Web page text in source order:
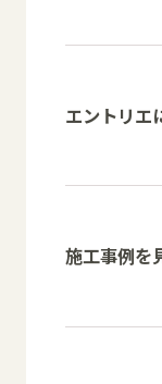
エントリエ
施工事例を